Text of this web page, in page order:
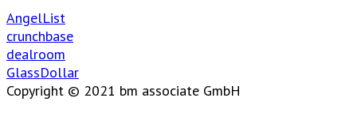
AngelList
crunchbase
dealroom
GlassDollar
Copyright © 2021 bm associate GmbH